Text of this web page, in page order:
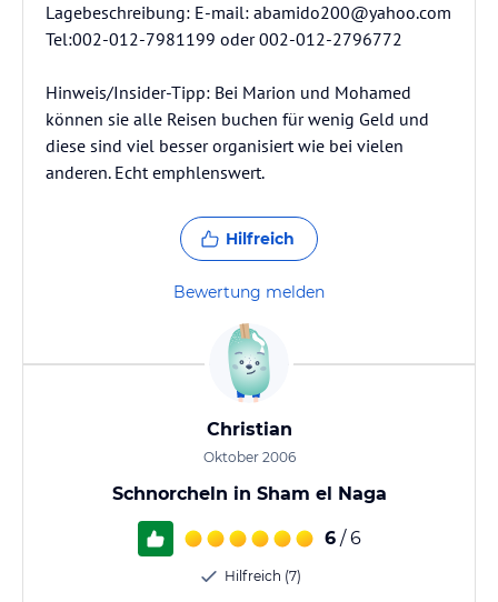
Lagebeschreibung: E-mail: abamido200@yahoo.com
Tel:002-012-7981199 oder 002-012-2796772
Hinweis/Insider-Tipp: Bei Marion und Mohamed
können sie alle Reisen buchen für wenig Geld und
diese sind viel besser organisiert wie bei vielen
anderen. Echt emphlenswert.
Hilfreich
Bewertung melden
Christian
Oktober 2006
Schnorcheln in Sham el Naga
6 / 6
Hilfreich (7)